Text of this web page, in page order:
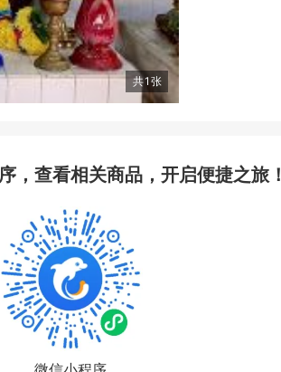
共1 张
，查看相关商品，开启便捷之旅！